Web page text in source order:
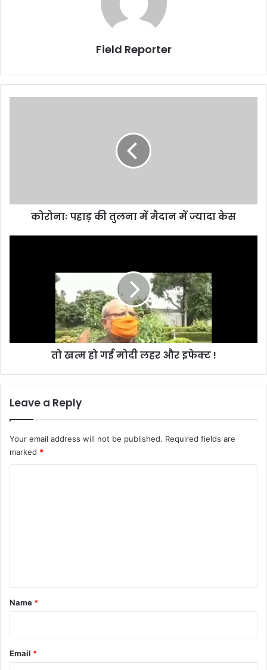
Field Reporter
केस
कोरोनाः पहाड़ की तुलना में मैदान में ज्यादा केस
!
तो खत्म हो गई मोदी लहर और इफेक्ट !
Leave a Reply
Your email address will not be published. Required fields are
marked *
*
Name *
Email *